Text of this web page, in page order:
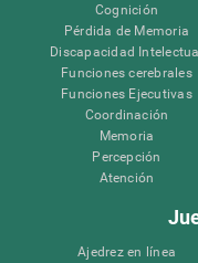
Cognición
Pérdida de Memoria
Discapacidad Intelectual
Funciones cerebrales
Funciones Ejecutivas
Coordinación
Memoria
Percepción
Atención
Ajedrez en línea